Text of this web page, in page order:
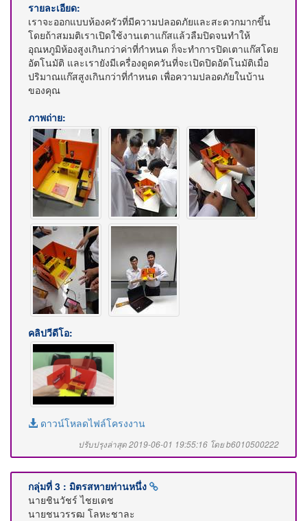
รายละเอียด:
เราจะออกแบบห้องครัวที่มีความปลอดภัยและสะดวกมากขึ้น
โดยถ้าสมมติเราเปิดใช้งานเตาแก๊สแล้วลืมปิดจนทำให้
อุณหภูมิห้องสูงเกินกว่าค่าที่กำหนด ก็จะทำการปิดเตาแก๊สโดย
อัตโนมัติ และเรายังมีเครื่องดูดควันที่จะเปิดปิดอัตโนมัติเมื่อ
ปริมาณแก๊สสูงเกินกว่าที่กำหนด เพื่อความปลอดภัยในบ้าน
ของคุณ
ภาพถ่าย:
คลิปวีดีโอ:
ดาวน์โหลดไฟล์โครงงาน
ปรับปรุงล่าสุด 2019-06-01 19:55:16 โดย b6010500222
กลุ่มที่ 3 : มิตรสหายท่านหนึ่ง
นายชินวัชร์ ไชยเดช
นายชนวรรฒ โลหะชาละ